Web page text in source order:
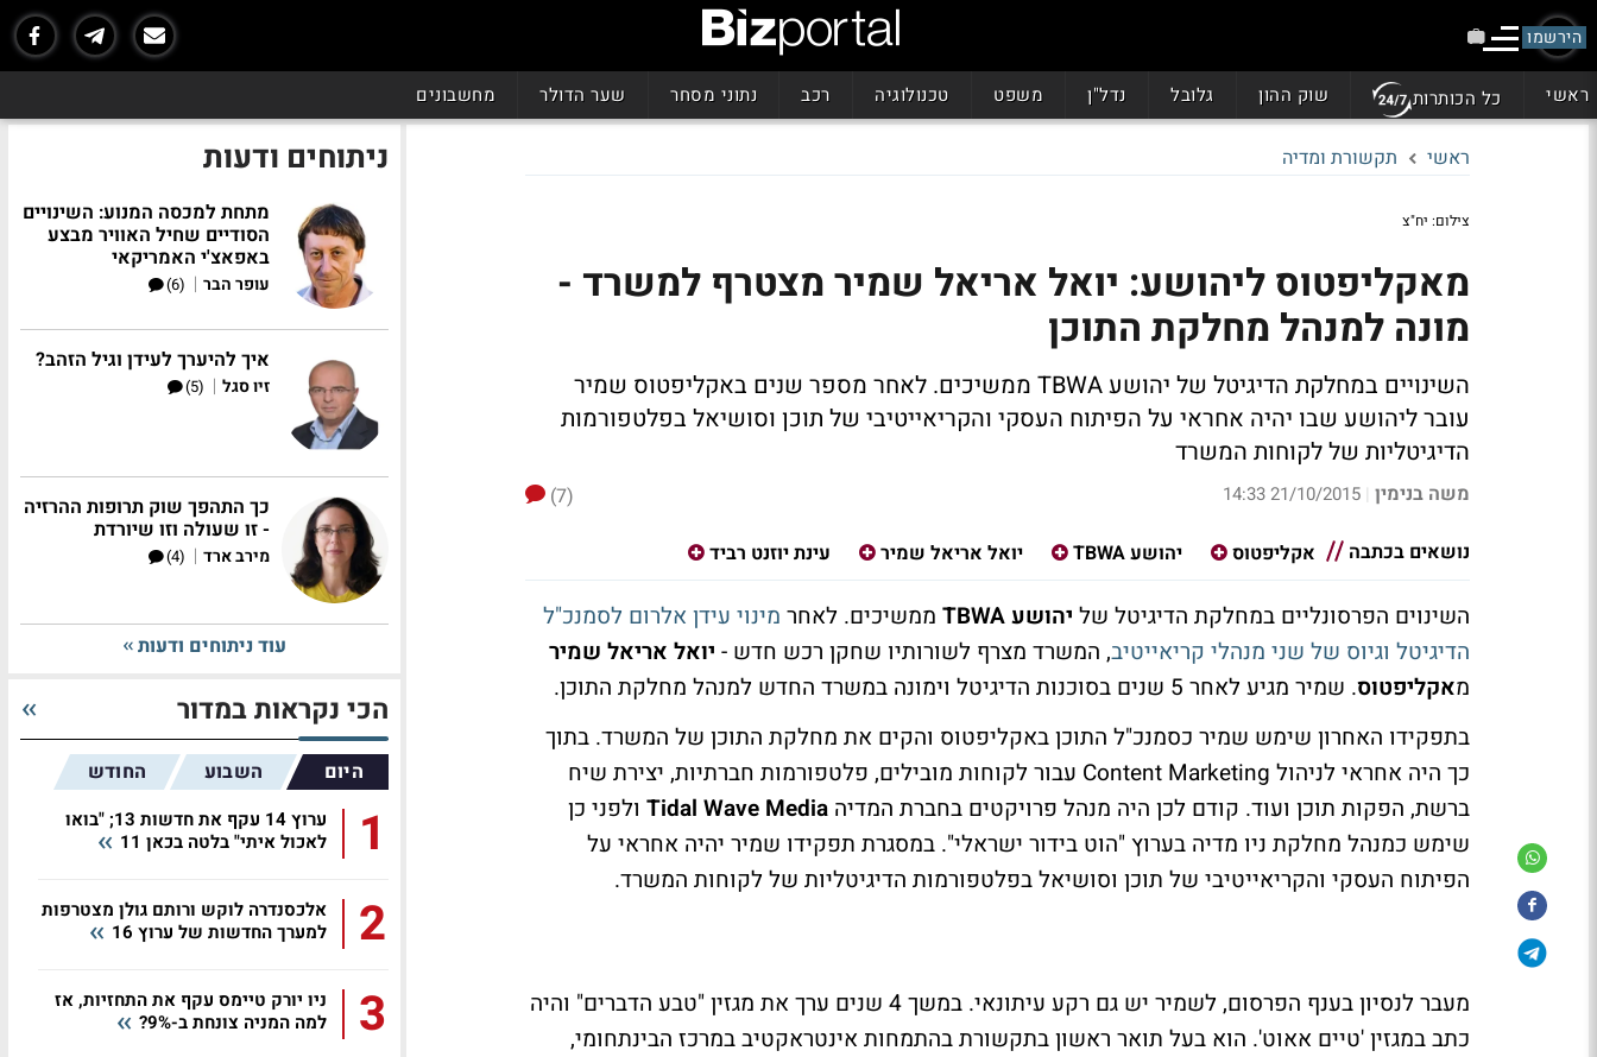
הירשמו
ראשי כל הכותרות שוק ההון גלובל נדל"ן משפט טכנולוגיה רכב נתוני מסחר שער הדולר מחשבונים
ראשי תקשורת ומדיה
צילום: יח"צ
מאקליפטוס ליהושע: יואל אריאל שמיר מצטרף למשרד -
מונה למנהל מחלקת התוכן
השינויים במחלקת הדיגיטל של יהושע TBWA ממשיכים. לאחר מספר שנים באקליפטוס שמיר
עובר ליהושע שבו יהיה אחראי על הפיתוח העסקי והקריאייטיבי של תוכן וסושיאל בפלטפורמות
הדיגיטליות של לקוחות המשרד
משה בנימין |
21/10/2015 14:33
(7)
נושאים בכתבה
אקליפטוס יהושע TBWA יואל אריאל שמיר עינת יוזנט רביד
השינוים הפרסונליים במחלקת הדיגיטל של יהושע TBWA ממשיכים. לאחר מינוי עידן אלרום לסמנכ"ל
הדיגיטל וגיוס של שני מנהלי קריאייטיב, המשרד מצרף לשורותיו שחקן רכש חדש - יואל אריאל שמיר
מאקליפטוס. שמיר מגיע לאחר 5 שנים בסוכנות הדיגיטל וימונה במשרד החדש למנהל מחלקת התוכן.
בתפקידו האחרון שימש שמיר כסמנכ"ל התוכן באקליפטוס והקים את מחלקת התוכן של המשרד. בתוך
כך היה אחראי לניהול Content Marketing עבור לקוחות מובילים, פלטפורמות חברתיות, יצירת שיח
ברשת, הפקות תוכן ועוד. קודם לכן היה מנהל פרויקטים בחברת המדיה Tidal Wave Media ולפני כן
שימש כמנהל מחלקת ניו מדיה בערוץ "הוט בידור ישראלי". במסגרת תפקידו שמיר יהיה אחראי על
הפיתוח העסקי והקריאייטיבי של תוכן וסושיאל בפלטפורמות הדיגיטליות של לקוחות המשרד.
מעבר לנסיון בענף הפרסום, לשמיר יש גם רקע עיתונאי. במשך 4 שנים ערך את מגזין "טבע הדברים" והיה
כתב במגזין 'טיים אאוט'. הוא בעל תואר ראשון בתקשורת בהתמחות אינטראקטיב במרכז הבינתחומי,
ניתוחים ודעות
מתחת למכסה המנוע: השינויים
הסודיים שחיל האוויר מבצע
באפאצ'י האמריקאי
עופר הבר |
(6)
איך להיערך לעידן וגיל הזהב?
זיו סגל |
(5)
כך התהפך שוק תרופות ההרזיה
- זו שעולה וזו שיורדת
מירב ארד |
(4)
עוד ניתוחים ודעות
הכי נקראות במדור
היום השבוע החודש
1
ערוץ 14 עקף את חדשות 13; "בואו
לאכול איתי" בלטה בכאן 11
2
אלכסנדרה לוקש ורותם גולן מצטרפות
למערך החדשות של ערוץ 16
3
ניו יורק טיימס עקף את התחזיות, אז
למה המניה צונחת ב-9%?